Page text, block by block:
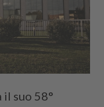
suo 58°